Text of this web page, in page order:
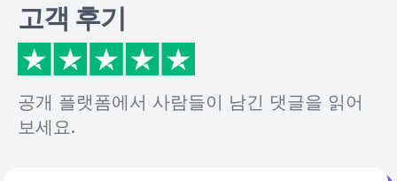
고객 후기
공개 플랫폼에서 사람들이 남긴 댓글을 읽어
보세요.